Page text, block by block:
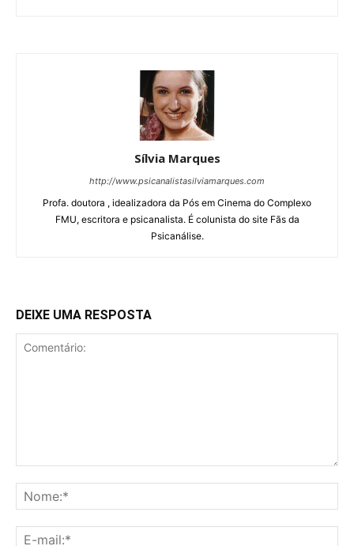
Sílvia Marques
http://www.psicanalistasilviamarques.com
Profa. doutora , idealizadora da Pós em Cinema do Complexo
FMU, escritora e psicanalista. É colunista do site Fãs da
Psicanálise.
DEIXE UMA RESPOSTA